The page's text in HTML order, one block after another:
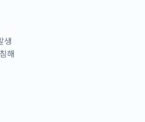
생
해